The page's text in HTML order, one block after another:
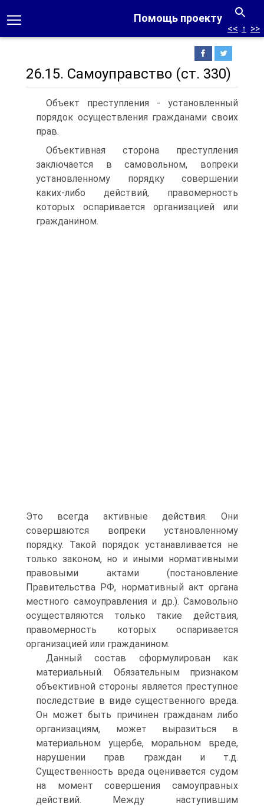
Помощь проекту
<< ↑ >>
26.15. Самоуправство (ст. 330)
Объект преступления - установленный
порядок осуществления гражданами своих
прав.
Объективная сторона преступления
заключается в самовольном, вопреки
установленному порядку совершении
каких-либо действий, правомерность
которых оспаривается организацией или
гражданином.
Это всегда активные действия. Они
совершаются вопреки установленному
порядку. Такой порядок устанавливается не
только законом, но и иными нормативными
правовыми актами (постановление
Правительства РФ, нормативный акт органа
местного самоуправления и др.). Самовольно
осуществляются только такие действия,
правомерность которых оспаривается
организацией или гражданином.
Данный состав сформулирован как
материальный. Обязательным признаком
объективной стороны является преступное
последствие в виде существенного вреда.
Он может быть причинен гражданам либо
организациям, может выразиться в
материальном ущербе, моральном вреде,
нарушении прав граждан и т.д.
Существенность вреда оценивается судом
на момент совершения самоуправных
действий. Между наступившим